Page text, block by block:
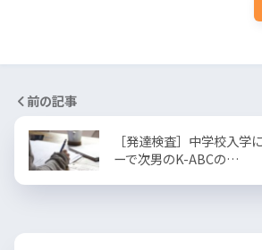
前の記事
［発達検査］中学校入学
ーで次男のK-ABCの…